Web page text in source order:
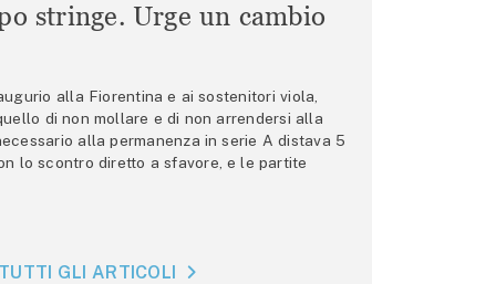
stringe. Urge un cambio
alla Fiorentina e ai sostenitori viola,
di non mollare e di non arrendersi alla
alla permanenza in serie A distava 5
lo scontro diretto a sfavore, e le partite
GLI ARTICOLI